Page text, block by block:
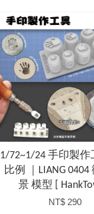
1/72~1/24 手印製作
比例 ｜LIANG 0404
景 模型 [
NT$ 290